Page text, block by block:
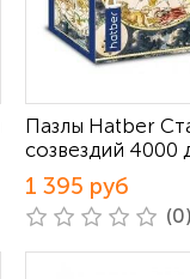
Пазлы Hatber
созвездий 4000
1 395 руб